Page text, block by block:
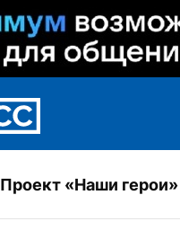
Проект «Наши герои»